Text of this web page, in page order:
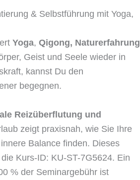
& Selbstführung mit Yoga,
Yoga, Qigong, Naturerfahrung
Geist und Seele wieder in
kannst Du den
begegnen.
Reizüberflutung und
zeigt praxisnah, wie Sie Ihre
Balance finden. Dieses
Kurs-ID: KU-ST-7G5624. Ein
% der Seminargebühr ist